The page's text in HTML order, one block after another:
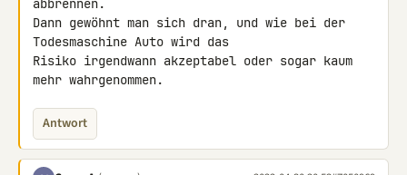
abbrennen.
Dann gewöhnt man sich dran, und wie bei der
Todesmaschine Auto wird das
Risiko irgendwann akzeptabel oder sogar kaum
mehr wahrgenommen.
Antwort